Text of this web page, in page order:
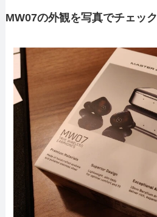
MW07の外観を写真でチェック